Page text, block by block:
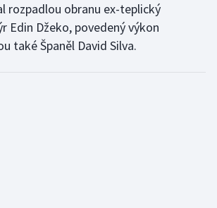
rozpadlou obranu ex-teplický
Edin Džeko, povedený výkon
také Španěl David Silva.